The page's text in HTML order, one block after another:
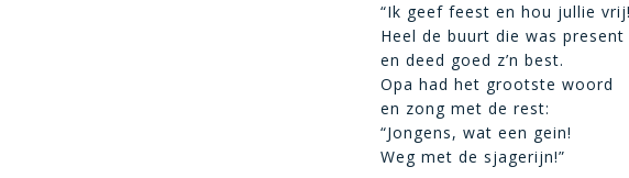
“Ik geef feest en hou jullie
Heel de buurt die was present
en deed goed z’n best.
Opa had het grootste woord
en zong met de rest:
“Jongens, wat een gein!
Weg met de sjagerijn!”